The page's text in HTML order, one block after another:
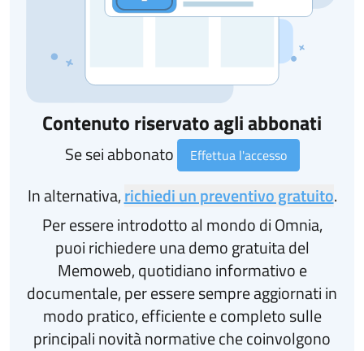
Contenuto riservato agli abbonati
Se sei abbonato Effettua l'accesso
In alternativa,richiedi un preventivo gratuito.
Per essere introdotto al mondo di Omnia,
puoi richiedere una demo gratuita del
Memoweb, quotidiano informativo e
documentale, per essere sempre aggiornati in
modo pratico, efficiente e completo sulle
principali novità normative che coinvolgono